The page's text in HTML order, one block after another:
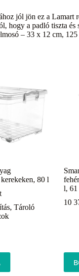
jól jön ez a
hogy a padló tiszta
– 33 x 12 cm,
80 l
,Tároló
l, 61
10